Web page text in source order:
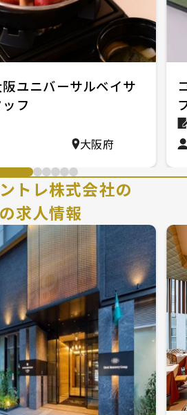
ユニバーサルベイサ
フ
大阪府
トレ株式会社の
求人情報